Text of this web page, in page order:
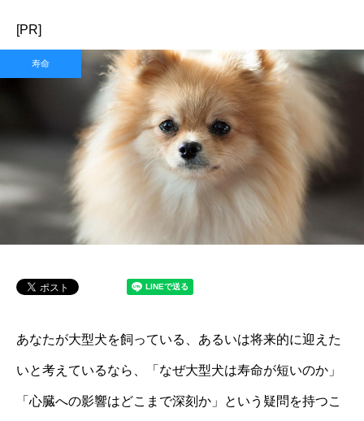
[PR]
寿命
あなたが大型犬を飼っている、あるいは将来的に迎えた
いと考えているなら、「なぜ大型犬は寿命が短いのか」
「心臓への影響はどこまで深刻か」という疑問を持つこ